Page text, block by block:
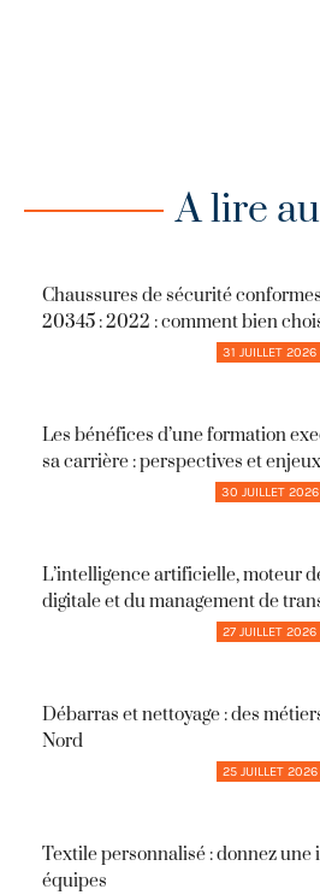
A lire
Chaussures de sécurité
20345 : 2022 : comment bien
31 JUILLET 2026
Les bénéfices d’une formation
sa carrière : perspectives et enjeux
30 JUILLET 2026
L’intelligence artificielle, moteur
digitale et du management de
27 JUILLET 2026
Débarras et nettoyage : des
Nord
25 JUILLET 2026
Textile personnalisé : donnez une
équipes